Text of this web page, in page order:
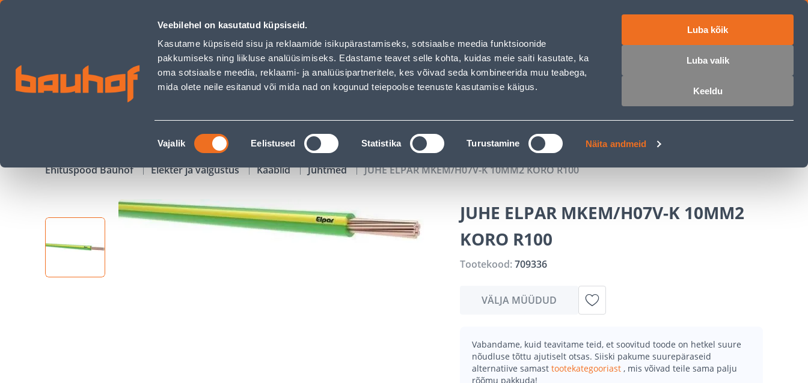
Veebilehel on kasutatud küpsiseid.
Kasutame küpsiseid sisu ja reklaamide isikupärastamiseks, sotsiaalse meedia funktsioonide
pakkumiseks ning liikluse analüüsimiseks. Edastame teavet selle kohta, kuidas meie saiti kasutate, ka
oma sotsiaalse meedia, reklaami- ja analüüsipartneritele, kes võivad seda kombineerida muu teabega,
mida olete neile esitanud või mida nad on kogunud teiepoolse teenuste kasutamise käigus.
Nõusoleku
valik
Vajalik Eelistused Statistika Turustamine Näita andmeid
Luba kõik
Luba valik
Keeldu
JUHE ELPAR MKEM/H07V-K 10MM2 KORO R100 - Bauhof has loaded
Äriklienditeenindus Klienditeenindus Teenused Karjäärileht
OTSI Logi sisse
KAMPAANIAD KATALOOGID TÖÖRIISTALAENUTUS JÄRELMAKS
Ehituspood Bauhof Elekter ja valgustus Kaablid Juhtmed JUHE ELPAR MKEM/H07V-K 10MM2 KORO R100
JUHE ELPAR MKEM/H07V-K 10MM2
KORO R100
Tootekood:709336
VÄLJA MÜÜDUD
Vabandame, kuid teavitame teid, et soovitud toode on hetkel suure
nõudluse tõttu ajutiselt otsas. Siiski pakume suurepäraseid
alternatiive samast tootekategooriast , mis võivad teile sama palju
rõõmu pakkuda!